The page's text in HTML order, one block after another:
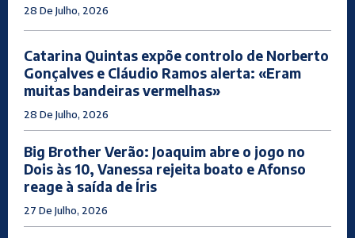
28 De Julho, 2026
Catarina Quintas expõe controlo de Norberto
Gonçalves e Cláudio Ramos alerta: «Eram
muitas bandeiras vermelhas»
28 De Julho, 2026
Big Brother Verão: Joaquim abre o jogo no
Dois às 10, Vanessa rejeita boato e Afonso
reage à saída de Íris
27 De Julho, 2026